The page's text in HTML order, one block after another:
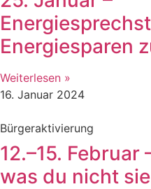
Energiesparen
Weiterlesen »
16. Januar 2024
Bürgeraktivierung
12.–15. Februar
was du nicht